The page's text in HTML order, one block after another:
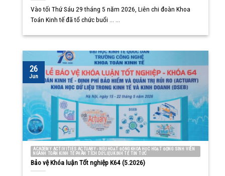
Vào tối Thứ Sáu 29 tháng 5 năm 2026, Liên chi đoàn Khoa
Toán Kinh tế đã tổ chức buổi ... ...
ACADEMY ACTIVITIES ACTUARY - NEU HOẠT ĐỘNG KHOA HỌC HOẠT ĐỘNG SINH VIÊN
NGÀNH TOÁN KINH TẾ PHÂN TÍCH DỮ LIỆU KINH TẾ TIN TỨC
Bảo vệ Khóa luận Tốt nghiệp K64 (5.2026)
26
Jun